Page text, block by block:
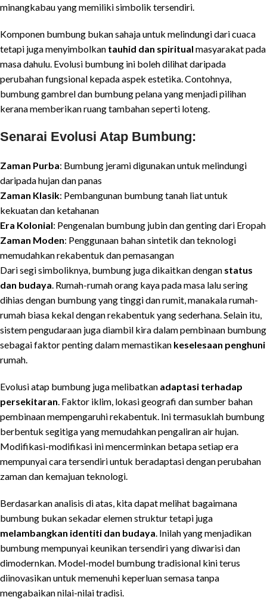
minangkabau yang memiliki simbolik tersendiri.
Komponen bumbung bukan sahaja untuk melindungi dari cuaca
tetapi juga menyimbolkan tauhid dan spiritual masyarakat pada
masa dahulu. Evolusi bumbung ini boleh dilihat daripada
perubahan fungsional kepada aspek estetika. Contohnya,
bumbung gambrel dan bumbung pelana yang menjadi pilihan
kerana memberikan ruang tambahan seperti loteng.
Senarai Evolusi Atap Bumbung:
Zaman Purba: Bumbung jerami digunakan untuk melindungi
daripada hujan dan panas
Zaman Klasik: Pembangunan bumbung tanah liat untuk
kekuatan dan ketahanan
Era Kolonial: Pengenalan bumbung jubin dan genting dari Eropah
Zaman Moden: Penggunaan bahan sintetik dan teknologi
memudahkan rekabentuk dan pemasangan
Dari segi simboliknya, bumbung juga dikaitkan dengan status
dan budaya . Rumah-rumah orang kaya pada masa lalu sering
dihias dengan bumbung yang tinggi dan rumit, manakala rumah-
rumah biasa kekal dengan rekabentuk yang sederhana. Selain itu,
sistem pengudaraan juga diambil kira dalam pembinaan bumbung
sebagai faktor penting dalam memastikan keselesaan penghuni
rumah.
Evolusi atap bumbung juga melibatkan adaptasi terhadap
persekitaran . Faktor iklim, lokasi geografi dan sumber bahan
pembinaan mempengaruhi rekabentuk. Ini termasuklah bumbung
berbentuk segitiga yang memudahkan pengaliran air hujan.
Modifikasi-modifikasi ini mencerminkan betapa setiap era
mempunyai cara tersendiri untuk beradaptasi dengan perubahan
zaman dan kemajuan teknologi.
Berdasarkan analisis di atas, kita dapat melihat bagaimana
bumbung bukan sekadar elemen struktur tetapi juga
melambangkan identiti dan budaya . Inilah yang menjadikan
bumbung mempunyai keunikan tersendiri yang diwarisi dan
dimodernkan. Model-model bumbung tradisional kini terus
diinovasikan untuk memenuhi keperluan semasa tanpa
mengabaikan nilai-nilai tradisi.